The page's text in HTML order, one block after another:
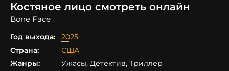
Костяное лицо смотреть онлайн
Bone Face
Год выхода:
2025
Страна:
США
Жанры:
Ужасы, Детектив, Триллер